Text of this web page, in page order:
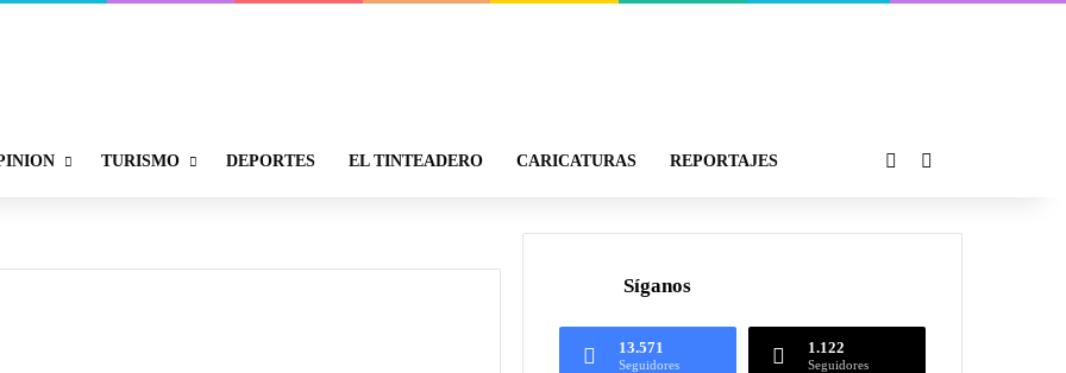
TURISMO DEPORTES EL TINTEADERO CARICATURAS REPORTAJES
Síganos
13.571
Seguidores
1.122
Seguidores